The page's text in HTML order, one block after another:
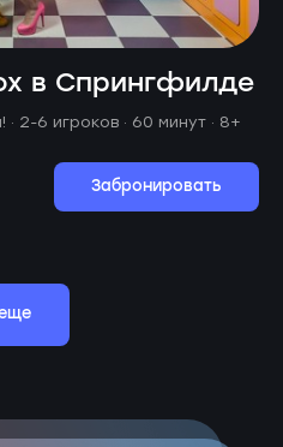
в Спрингфилде
· 2-6 игроков · 60 минут · 8+
Забронировать